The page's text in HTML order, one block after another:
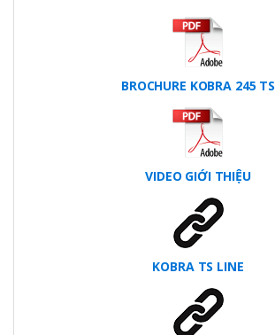
BROCHURE KOBRA 245 TS
VIDEO GIỚI THIỆU
KOBRA TS LINE